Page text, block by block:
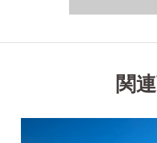
関